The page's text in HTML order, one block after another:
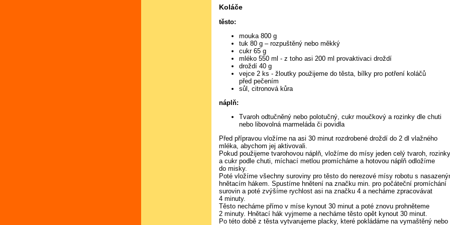
Koláče
těsto:
mouka 800 g
tuk 80 g – rozpuštěný nebo měkký
cukr 65 g
mléko 550 ml - z toho asi 200 ml provaktivaci droždí
droždí 40 g
vejce 2 ks - žloutky použijeme do těsta, bílky pro potření koláčů
před pečením
sůl, citronová kůra
náplň:
Tvaroh odtučněný nebo polotučný, cukr moučkový a rozinky dle chuti
nebo libovolná marmeláda či povidla
Před přípravou vložíme na asi 30 minut rozdrobené droždí do 2 dl vlažného
mléka, abychom jej aktivovali.
Pokud použijeme tvarohovou náplň, vložíme do mísy jeden celý tvaroh,
a cukr podle chuti, míchací metlou promícháme a hotovou náplň odložíme
do misky.
Poté vložíme všechny suroviny pro těsto do nerezové mísy robotu s
hnětacím hákem. Spustíme hnětení na značku min. pro počáteční promíchání
surovin a poté zvýšíme rychlost asi na značku 4 a necháme zpracovávat
4 minuty.
Těsto necháme přímo v míse kynout 30 minut a poté znovu prohněteme
2 minuty. Hnětací hák vyjmeme a necháme těsto opět kynout 30 minut.
Po této době z těsta vytvarujeme placky, které pokládáme na vymaštěný nebo